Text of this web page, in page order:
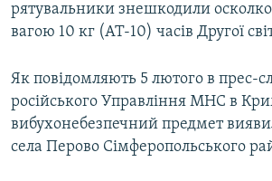
Усі сайти RFE/RL
рятувальники знешкодили
вагою 10 кг (АТ-10) часів Другої
Як повідомляють 5 лютого в прес-
російського Управління МНС в
вибухонебезпечний предмет
села Перово Сімферопольського